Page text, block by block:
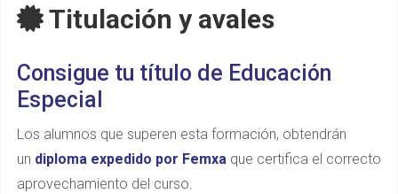
Titulación y avales
Consigue tu título de Educación
Especial
Los alumnos que superen esta formación, obtendrán
un diploma expedido por Femxa que certifica el correcto
aprovechamiento del curso.